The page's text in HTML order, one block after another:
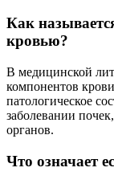
Как
кровью?
В медицинской
компонентов
патологическое
заболевании
органов.
Что означает